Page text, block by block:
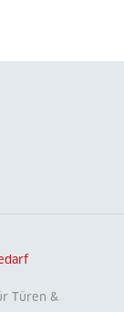
Türen &